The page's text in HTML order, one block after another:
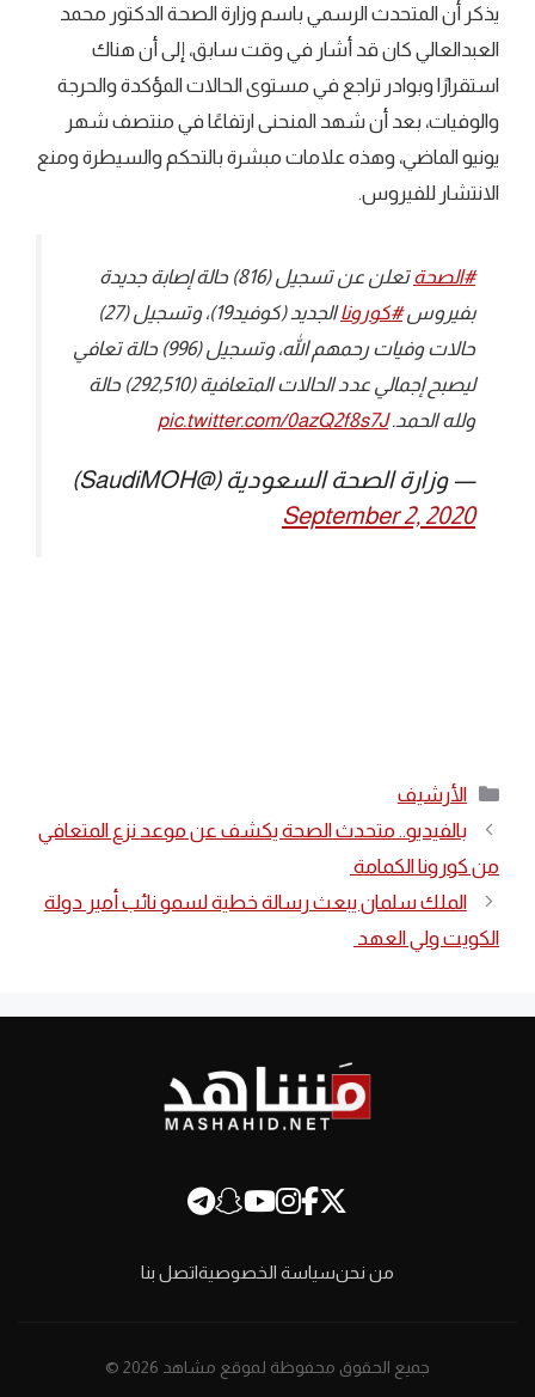
يذكر أن المتحدث الرسمي باسم وزارة الصحة الدكتور محمد
العبدالعالي كان قد أشار في وقت سابق، إلى أن هناك
استقرارًا وبوادر تراجع في مستوى الحالات المؤكدة والحرجة
والوفيات، بعد أن شهد المنحنى ارتفاعًا في منتصف شهر
يونيو الماضي، وهذه علامات مبشرة بالتحكم والسيطرة ومنع
الانتشار للفيروس.
#الصحة
⁩ تعلن عن تسجيل (816) حالة إصابة جديدة
بفيروس ⁧#كورونا
⁩ الجديد (كوفيد19)، وتسجيل (27)
حالات وفيات رحمهم الله، وتسجيل (996) حالة تعافي
ليصبح إجمالي عدد الحالات المتعافية (292,510) حالة
ولله الحمد.pic.twitter.com/0azQ2f8s7J
— وزارة الصحة السعودية (@SaudiMOH)
September 2, 2020
التصنيفات
الأرشيف
بالفيديو.. متحدث الصحة يكشف عن موعد نزع المتعافي
من كورونا الكمامة
الملك سلمان يبعث رسالة خطية لسمو نائب أمير دولة
الكويت ولي العهد
من نحنسياسة الخصوصيةاتصل بنا
جميع الحقوق محفوظة لموقع مشاهد 2026 ©